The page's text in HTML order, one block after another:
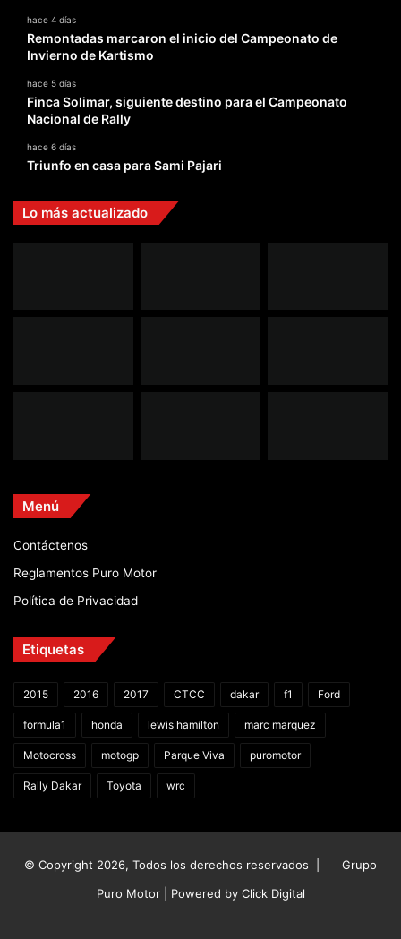
hace 4 días
Remontadas marcaron el inicio del Campeonato de
Invierno de Kartismo
hace 5 días
Finca Solimar, siguiente destino para el Campeonato
Nacional de Rally
hace 6 días
Triunfo en casa para Sami Pajari
Lo más actualizado
Menú
Contáctenos
Reglamentos Puro Motor
Política de Privacidad
Etiquetas
2015 2016 2017 CTCC dakar f1 Ford
formula1 honda lewis hamilton marc marquez
Motocross motogp Parque Viva puromotor
Rally Dakar Toyota wrc
© Copyright 2026, Todos los derechos reservados |
Grupo
Puro Motor | Powered by Click Digital